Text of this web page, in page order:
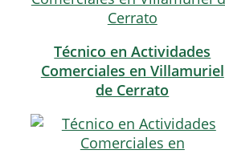
Técnico en Actividades
Comerciales en Villamuriel
de Cerrato